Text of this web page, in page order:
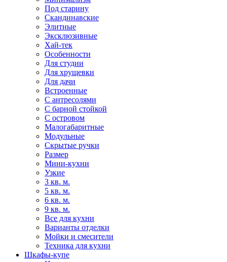
Под старину
Скандинавские
Элитные
Эксклюзивные
Хай-тек
Особенности
Для студии
Для хрущевки
Для дачи
Встроенные
С антресолями
С барной стойкой
С островом
Малогабаритные
Модульные
Скрытые ручки
Размер
Мини-кухни
Узкие
3 кв. м.
5 кв. м.
6 кв. м.
9 кв. м.
Все для кухни
Варианты отделки
Мойки и смесители
Техника для кухни
Шкафы-купе